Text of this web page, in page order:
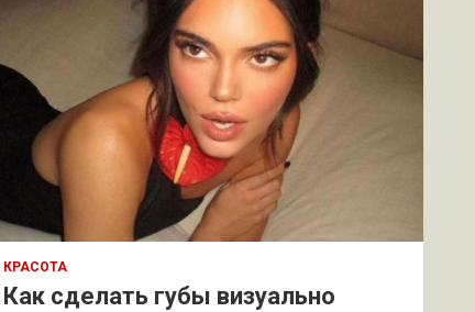
КРАСОТА
Как сделать губы визуально